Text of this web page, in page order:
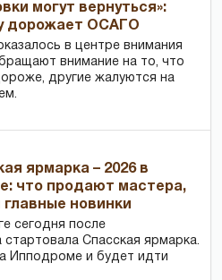
могут вернуться»:
дорожает ОСАГО
в центре внимания
внимание на то, что
другие жалуются на
ярмарка – 2026 в
что продают мастера,
главные новинки
сегодня после
Спасская ярмарка.
Ипподроме и будет идти